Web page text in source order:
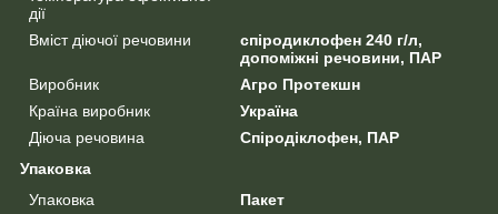
дії
Вміст діючої речовини
спіродиклофен 240 г/л,
допоміжні речовини, ПАР
Виробник
Агро Протекшн
Країна виробник
Україна
Діюча речовина
Спіродіклофен, ПАР
Упаковка
Упаковка
Пакет